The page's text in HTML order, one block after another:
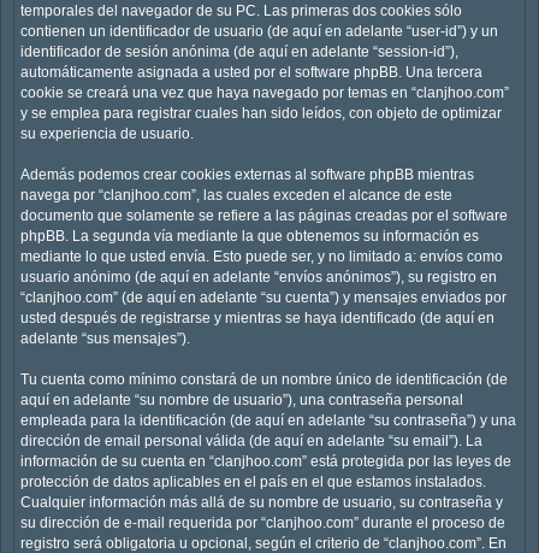
temporales del navegador de su PC. Las primeras dos cookies sólo
contienen un identificador de usuario (de aquí en adelante “user-id”) y un
identificador de sesión anónima (de aquí en adelante “session-id”),
automáticamente asignada a usted por el software phpBB. Una tercera
cookie se creará una vez que haya navegado por temas en “clanjhoo.com”
y se emplea para registrar cuales han sido leídos, con objeto de optimizar
su experiencia de usuario.
Además podemos crear cookies externas al software phpBB mientras
navega por “clanjhoo.com”, las cuales exceden el alcance de este
documento que solamente se refiere a las páginas creadas por el software
phpBB. La segunda vía mediante la que obtenemos su información es
mediante lo que usted envía. Esto puede ser, y no limitado a: envíos como
usuario anónimo (de aquí en adelante “envíos anónimos”), su registro en
“clanjhoo.com” (de aquí en adelante “su cuenta”) y mensajes enviados por
usted después de registrarse y mientras se haya identificado (de aquí en
adelante “sus mensajes”).
Tu cuenta como mínimo constará de un nombre único de identificación (de
aquí en adelante “su nombre de usuario”), una contraseña personal
empleada para la identificación (de aquí en adelante “su contraseña”) y una
dirección de email personal válida (de aquí en adelante “su email”). La
información de su cuenta en “clanjhoo.com” está protegida por las leyes de
protección de datos aplicables en el país en el que estamos instalados.
Cualquier información más allá de su nombre de usuario, su contraseña y
su dirección de e-mail requerida por “clanjhoo.com” durante el proceso de
registro será obligatoria u opcional, según el criterio de “clanjhoo.com”. En